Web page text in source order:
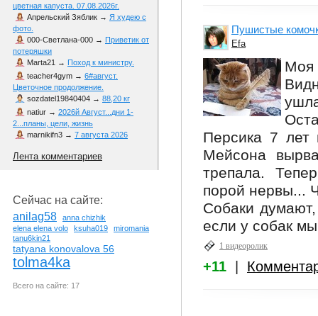
Пушистые
Efa
Персика 7 лет
Мейсона
трепала.
порой нервы...
Собаки
если у собак
1 видеоролик
+11
цветная капуста. 07.08.2026г.
Апрельский Зяблик → Я худею с
фото.
000-Светлана-000 → Приветик от
потеряшки
Marta21 → Поход к министру.
teacher4gym → 6#август.
Цветочное продолжение.
sozdatel19840404 → 88,20 кг
natiur → 2026й Август...дни 1-
2...планы, цели, жизнь
marnikifn3 → 7 августа 2026
Лента комментариев
Сейчас на сайте:
anilag58
anna chizhik
elena elena volo
ksuha019
miromania
tanu6kin21
tatyana konovalova 56
tolma4ka
Всего на сайте: 17